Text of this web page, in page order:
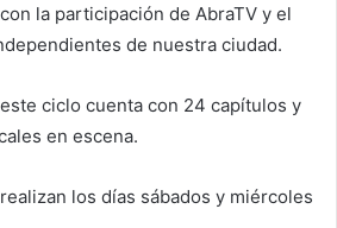
la participación de AbraTV y el
de nuestra ciudad.
ciclo cuenta con 24 capítulos y
en escena.
los días sábados y miércoles